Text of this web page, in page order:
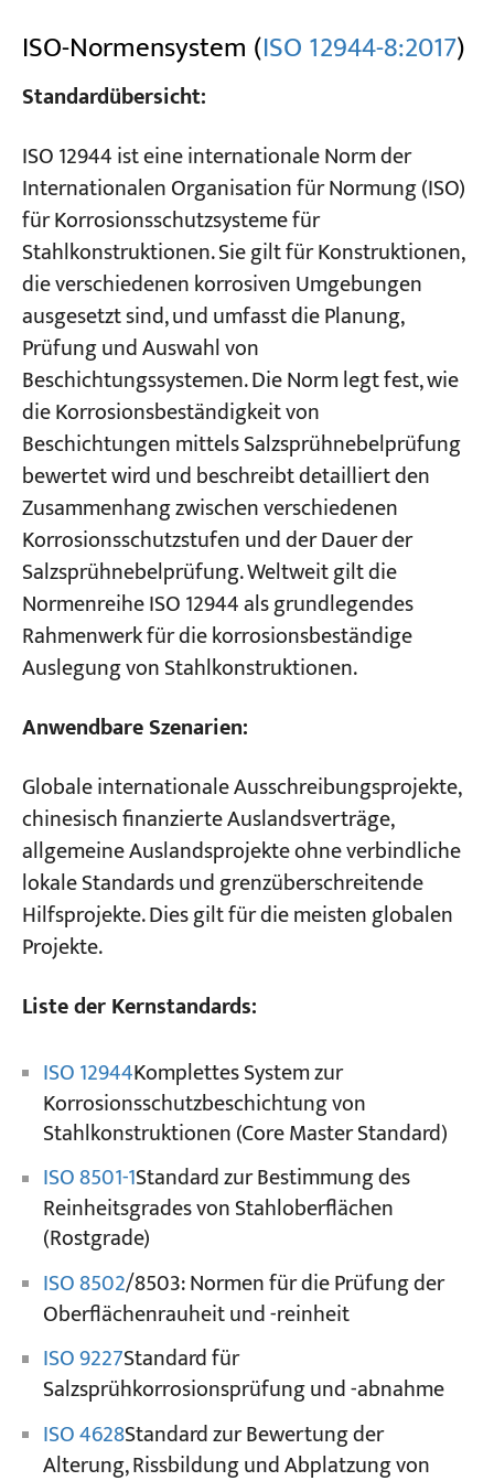
ISO-Normensystem (ISO 12944-8:2017)
Standardübersicht:
ISO 12944 ist eine internationale Norm der
Internationalen Organisation für Normung (ISO)
für Korrosionsschutzsysteme für
Stahlkonstruktionen. Sie gilt für Konstruktionen,
die verschiedenen korrosiven Umgebungen
ausgesetzt sind, und umfasst die Planung,
Prüfung und Auswahl von
Beschichtungssystemen. Die Norm legt fest, wie
die Korrosionsbeständigkeit von
Beschichtungen mittels Salzsprühnebelprüfung
bewertet wird und beschreibt detailliert den
Zusammenhang zwischen verschiedenen
Korrosionsschutzstufen und der Dauer der
Salzsprühnebelprüfung. Weltweit gilt die
Normenreihe ISO 12944 als grundlegendes
Rahmenwerk für die korrosionsbeständige
Auslegung von Stahlkonstruktionen.
Anwendbare Szenarien:
Globale internationale Ausschreibungsprojekte,
chinesisch finanzierte Auslandsverträge,
allgemeine Auslandsprojekte ohne verbindliche
lokale Standards und grenzüberschreitende
Hilfsprojekte. Dies gilt für die meisten globalen
Projekte.
Liste der Kernstandards:
ISO 12944Komplettes System zur
Korrosionsschutzbeschichtung von
Stahlkonstruktionen (Core Master Standard)
ISO 8501-1Standard zur Bestimmung des
Reinheitsgrades von Stahloberflächen
(Rostgrade)
ISO 8502/8503: Normen für die Prüfung der
Oberflächenrauheit und -reinheit
ISO 9227Standard für
Salzsprühkorrosionsprüfung und -abnahme
ISO 4628Standard zur Bewertung der
Alterung, Rissbildung und Abplatzung von